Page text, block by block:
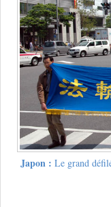
Japon : Le grand